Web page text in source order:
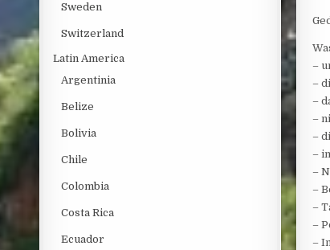
–
–
–
–
–
–
–
–
–
–
–
Sweden
Switzerland
Latin America
Argentinia
Belize
Bolivia
Chile
Colombia
Costa Rica
Ecuador